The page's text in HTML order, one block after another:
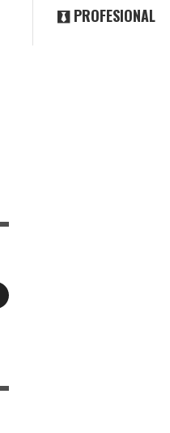
PROFESIONAL